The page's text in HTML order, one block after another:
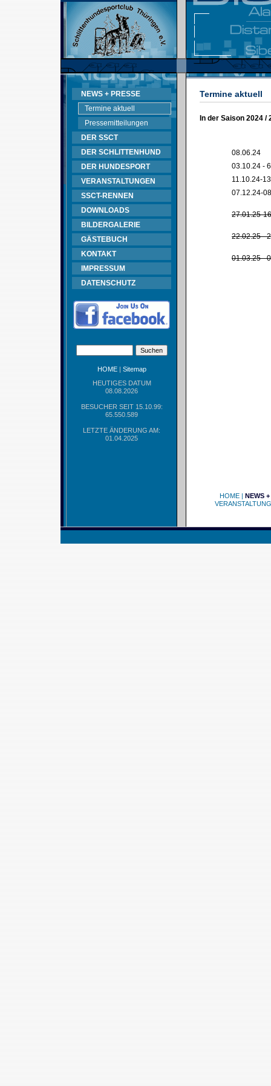
NEWS + PRESSE
Termine aktuell
Pressemitteilungen
DER SSCT
DER SCHLITTENHUND
DER HUNDESPORT
VERANSTALTUNGEN
SSCT-RENNEN
DOWNLOADS
BILDERGALERIE
GÄSTEBUCH
KONTAKT
IMPRESSUM
DATENSCHUTZ
HOME| Sitemap
HEUTIGES DATUM
08.08.2026
BESUCHER SEIT 15.10.99:
65.550.589
LETZTE ÄNDERUNG AM:
01.04.2025
Termine aktuell
In der Saison 2024
08.06.24
03.10.24 -
11.10.24-
07.12.24-
27.01.25-
22.02.25 -
01.03.25 -
HOME| NEWS